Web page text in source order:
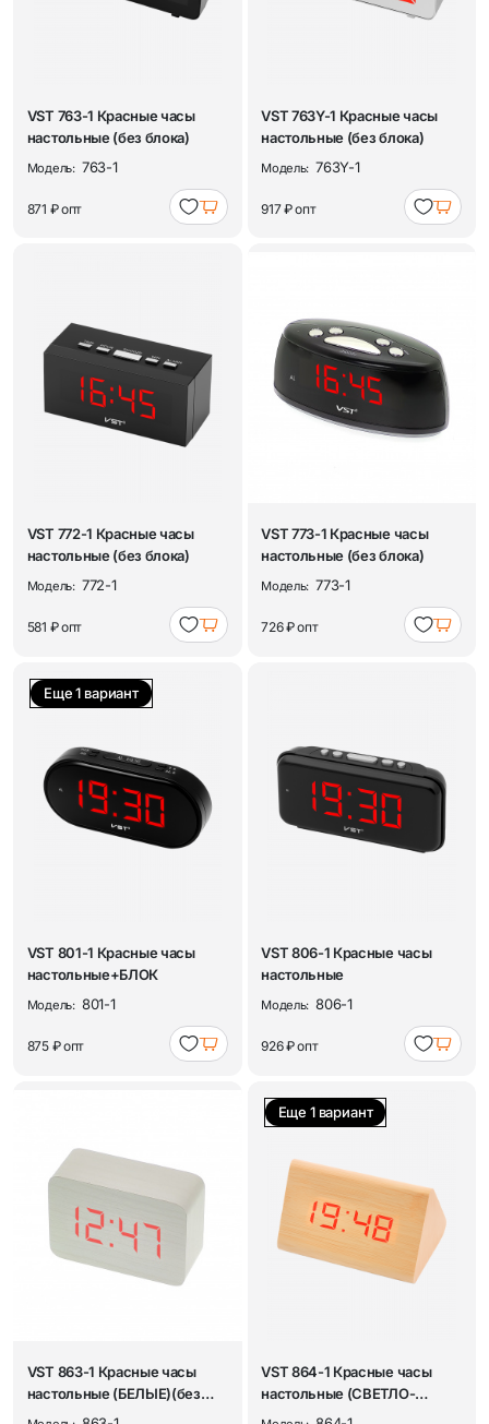
VST 763-1 Красные часы
настольные (без блока)
Модель: 763-1
871 ₽опт
VST 763Y-1 Красные часы
настольные (без блока)
Модель: 763Y-1
917 ₽опт
VST 772-1 Красные часы
настольные (без блока)
Модель: 772-1
581 ₽опт
VST 773-1 Красные часы
настольные (без блока)
Модель: 773-1
726 ₽опт
Еще 1 вариант
VST 801-1 Красные часы
настольные+БЛОК
Модель: 801-1
875 ₽опт
VST 806-1 Красные часы
настольные
Модель: 806-1
926 ₽опт
VST 863-1 Красные часы
настольные (БЕЛЫЕ)(без
блока)
Еще 1 вариант
VST 864-1 Красные часы
настольные (СВЕТЛО-
коричневые)(без бл...